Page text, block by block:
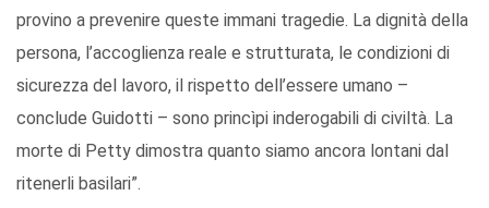
provino a prevenire queste immani tragedie. La dignità della
persona, l’accoglienza reale e strutturata, le condizioni di
sicurezza del lavoro, il rispetto dell’essere umano –
conclude Guidotti – sono princìpi inderogabili di civiltà. La
morte di Petty dimostra quanto siamo ancora lontani dal
ritenerli basilari”.